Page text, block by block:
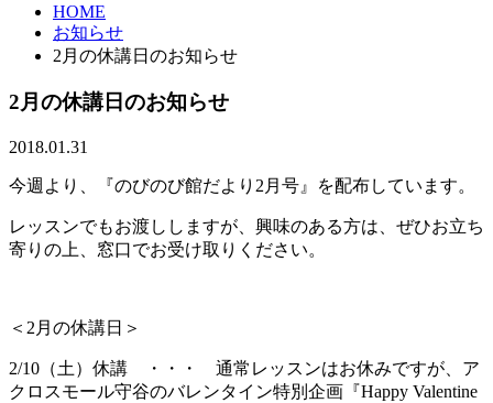
HOME
お知らせ
2月の休講日のお知らせ
2月の休講日のお知らせ
2018.01.31
今週より、『のびのび館だより2月号』を配布しています。
レッスンでもお渡ししますが、興味のある方は、ぜひお立ち
寄りの上、窓口でお受け取りください。
＜2月の休講日＞
2/10（土）休講 ・・・ 通常レッスンはお休みですが、ア
クロスモール守谷のバレンタイン特別企画『Happy Valentine